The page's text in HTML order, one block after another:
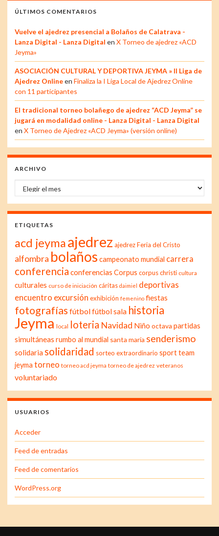
ÚLTIMOS COMENTARIOS
Vuelve el ajedrez presencial a Bolaños de Calatrava -
Lanza Digital - Lanza Digital en X Torneo de ajedrez «ACD
Jeyma»
ASOCIACIÓN CULTURAL Y DEPORTIVA JEYMA » II Liga de
Ajedrez Onlineen Finaliza la I Liga Local de Ajedrez Online
con 11 participantes
El tradicional torneo bolañego de ajedrez “ACD Jeyma” se
jugará en modalidad online - Lanza Digital - Lanza Digital
en X Torneo de Ajedrez «ACD Jeyma» (versión online)
ARCHIVO
Archivo
ETIQUETAS
acd jeymaajedrez ajedrez Feria del Cristo
alfombra bolaños campeonato mundial carrera
conferencia conferencias Corpus corpus christi cultura
culturales curso de iniciación cáritas daimiel deportivas
encuentro excursión exhibición femenino fiestas
fotografías fútbolfútbol sala historia
Jeyma local loteria Navidad Niño octava partidas
simultáneas rumbo al mundial santa maría senderismo
solidaria solidaridad sorteo extraordinario sport team
jeyma torneo torneo acd jeyma torneo de ajedrez veteranos
voluntariado
USUARIOS
Acceder
Feed de entradas
Feed de comentarios
WordPress.org